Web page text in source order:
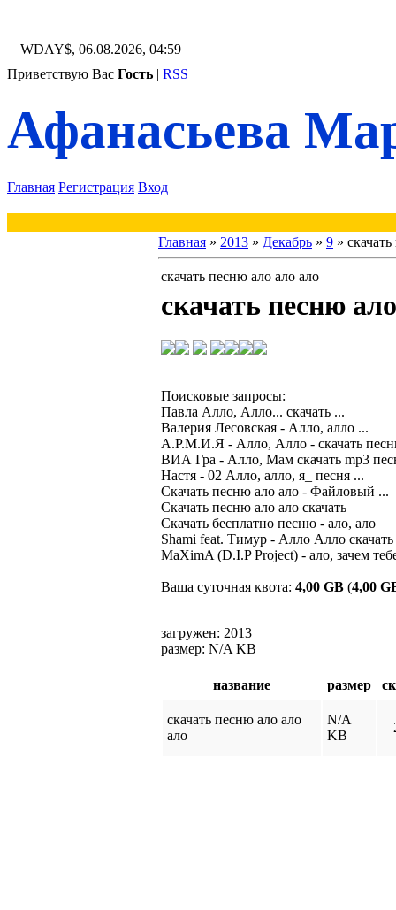
WDAY$, 06.08.2026, 04:59
Приветствую Вас Гость | RSS
Афанасьева
Главная Регистрация Вход
Главная » 2013 » Декабрь » 9 »
скачать песню ало ало ало
скачать песню
Поисковые запросы:
Павла Алло, Алло... скачать ...
Валерия Лесовская - Алло, алло ...
А.Р.М.И.Я - Алло, Алло - скачать
ВИА Гра - Алло, Мам скачать mp3
Настя - 02 Алло, алло, я_ песня ...
Скачать песню ало ало - Файловый ...
Скачать песню ало ало скачать
Скачать бесплатно песню - ало, ало
Shami feat. Тимур - Алло Алло скачать
MaXimA (D.I.P Project) - ало, зачем
Ваша суточная квота: 4,00 GB (4,00
загружен: 2013
размер: N/A KB
название размер
скачать песню ало ало
ало
N/A
KB